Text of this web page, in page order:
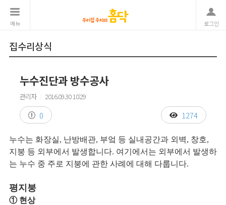
메뉴 로그인
집수리상식
누수진단과 방수공사
관리자 2016.09.30 10:29
0 1274
누수는 화장실, 난방배관, 부엌 등 실내공간과 외벽, 창호,
지붕 등 외부에서 발생합니다. 여기에서는 외부에서 발생하
는 누수 중 주로 지붕에 관한 사례에 대해 다룹니다.
평지붕
① 현상